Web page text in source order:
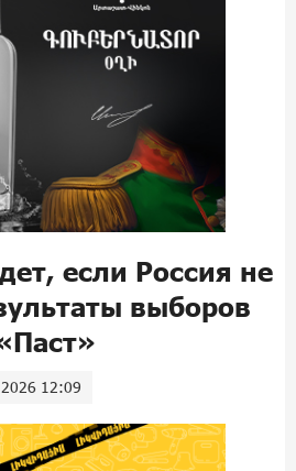
если Россия не
выборов
12:09